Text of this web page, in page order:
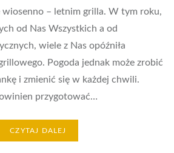
wiosenno – letnim grilla. W tym roku,
od Nas Wszystkich a od
wiele z Nas opóźniła
Pogoda jednak może zrobić
i zmienić się w każdej chwili.
przygotować…
CZYTAJ DALEJ